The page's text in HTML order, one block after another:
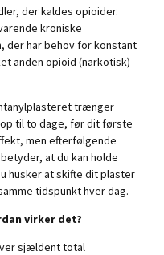
der kaldes opioider.
kroniske
der har behov for konstant
anden opioid (narkotisk)
trænger
til to dage, før dit første
men efterfølgende
at du kan holde
husker at skifte dit plaster
tidspunkt hver dag.
virker det?
sjældent total